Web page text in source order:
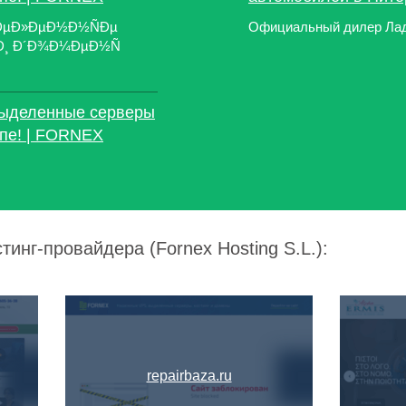
Ð¸ Ð´Ð¾Ð¼ÐµÐ½Ñ
серверы
| FORNEX
Официальный дилер
провайдера (Fornex Hosting S.L.):
repairbaza.ru